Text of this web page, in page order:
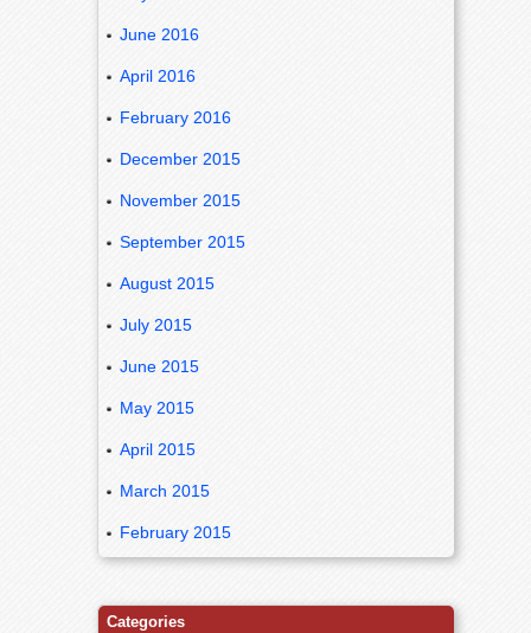
June 2016
April 2016
February 2016
December 2015
November 2015
September 2015
August 2015
July 2015
June 2015
May 2015
April 2015
March 2015
February 2015
Categories